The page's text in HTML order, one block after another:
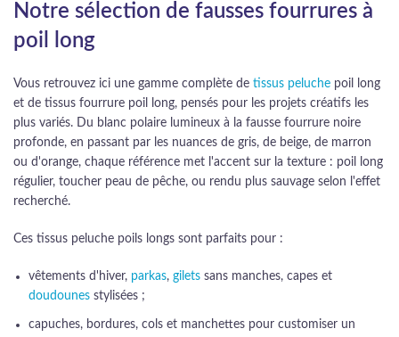
Notre sélection de fausses fourrures à
poil long
Vous retrouvez ici une gamme complète de tissus peluche poil long
et de tissus fourrure poil long, pensés pour les projets créatifs les
plus variés. Du blanc polaire lumineux à la fausse fourrure noire
profonde, en passant par les nuances de gris, de beige, de marron
ou d'orange, chaque référence met l'accent sur la texture : poil long
régulier, toucher peau de pêche, ou rendu plus sauvage selon l'effet
recherché.
Ces tissus peluche poils longs sont parfaits pour :
vêtements d'hiver, parkas, gilets sans manches, capes et
doudounes stylisées ;
capuches, bordures, cols et manchettes pour customiser un